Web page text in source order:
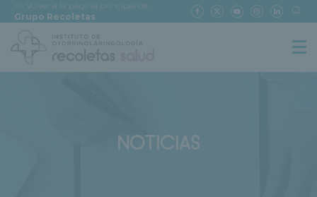
<< Volver a la página principal de
Grupo Recoletas
NOTICIAS